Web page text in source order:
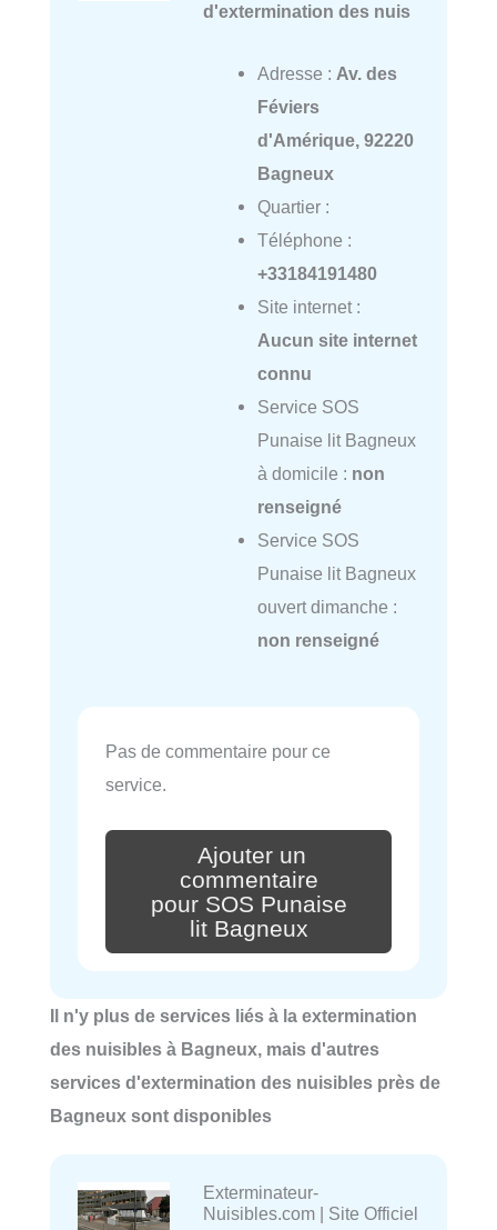
d'extermination des nuis
Adresse : Av. des
Féviers
d'Amérique, 92220
Bagneux
Quartier :
Téléphone :
+33184191480
Site internet :
Aucun site internet
connu
Service SOS
Punaise lit Bagneux
à domicile : non
renseigné
Service SOS
Punaise lit Bagneux
ouvert dimanche :
non renseigné
Pas de commentaire pour ce
service.
Ajouter un
commentaire
pour SOS Punaise
lit Bagneux
Il n'y plus de services liés à la extermination
des nuisibles à Bagneux, mais d'autres
services d'extermination des nuisibles près de
Bagneux sont disponibles
Exterminateur-
Nuisibles.com | Site Officiel